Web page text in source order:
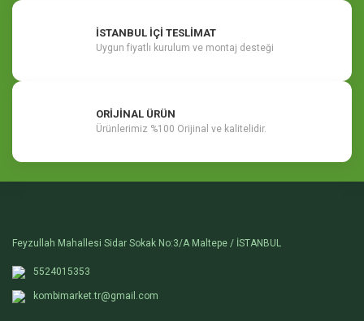
İSTANBUL İÇİ TESLİMAT
Uygun fiyatlı kurulum ve montaj desteği
ORİJİNAL ÜRÜN
Ürünlerimiz %100 Orijinal ve kalitelidir.
Feyzullah Mahallesi Sidar Sokak No:3/A Maltepe / İSTANBUL
5524015353
kombimarket.tr@gmail.com